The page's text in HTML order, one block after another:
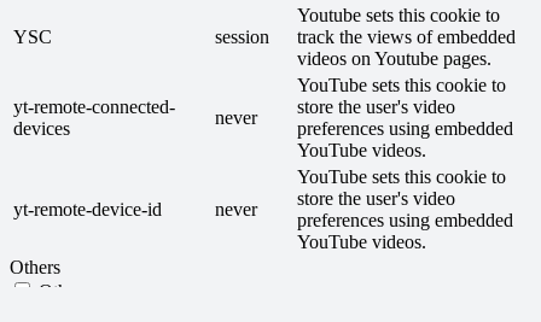
YSC session
Youtube sets this cookie to
track the views of embedded
videos on Youtube pages.
yt-remote-connected-
devices
never
YouTube sets this cookie to
store the user's video
preferences using embedded
YouTube videos.
yt-remote-device-id never
YouTube sets this cookie to
store the user's video
preferences using embedded
YouTube videos.
Others
Others